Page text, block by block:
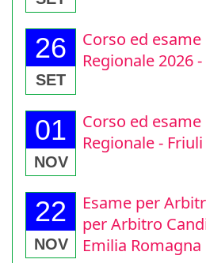
SET
26
SET
Corso ed esame
Regionale 2026
01
NOV
Corso ed
Regionale -
22
NOV
Esame per
per Arbitro